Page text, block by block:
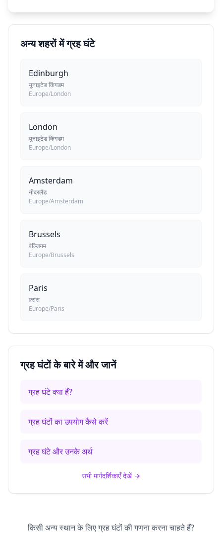
अन्य शहरों में ग्रह घंटे
Edinburgh
यूनाइटेड किंगडम
Europe/London
London
यूनाइटेड किंगडम
Europe/London
Amsterdam
नीदरलैंड
Europe/Amsterdam
Brussels
बेल्जियम
Europe/Brussels
Paris
फ़्रांस
Europe/Paris
ग्रह घंटों के बारे में और जानें
ग्रह घंटे क्या हैं?
ग्रह घंटों का उपयोग कैसे करें
ग्रह घंटे और उनके अर्थ
सभी मार्गदर्शिकाएँ देखें →
किसी अन्य स्थान के लिए ग्रह घंटों की गणना करना चाहते हैं?